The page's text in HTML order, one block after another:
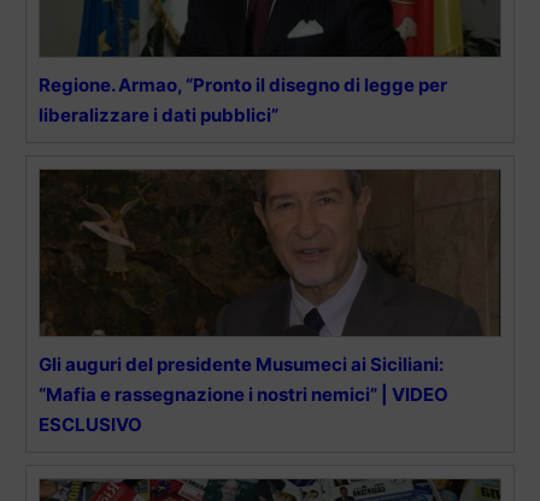
Regione. Armao, “Pronto il disegno di legge per
liberalizzare i dati pubblici”
Gli auguri del presidente Musumeci ai Siciliani:
“Mafia e rassegnazione i nostri nemici” | VIDEO
ESCLUSIVO